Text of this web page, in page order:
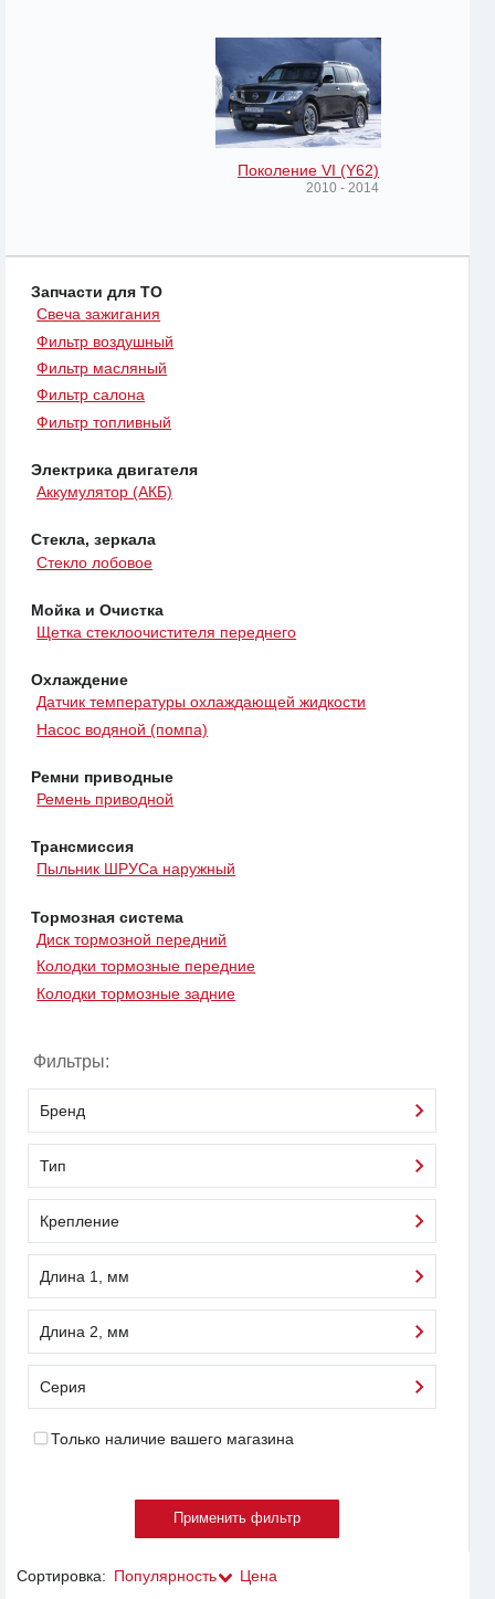
Поколение VI (Y62)
2010 - 2014
Запчасти для ТО
Свеча зажигания
Фильтр воздушный
Фильтр масляный
Фильтр салона
Фильтр топливный
Электрика двигателя
Аккумулятор (АКБ)
Стекла, зеркала
Стекло лобовое
Мойка и Очистка
Щетка стеклоочистителя переднего
Охлаждение
Датчик температуры охлаждающей жидкости
Насос водяной (помпа)
Ремни приводные
Ремень приводной
Трансмиссия
Пыльник ШРУСа наружный
Тормозная система
Диск тормозной передний
Колодки тормозные передние
Колодки тормозные задние
Фильтры:
Бренд
Тип
Крепление
Длина 1, мм
Длина 2, мм
Серия
Только наличие вашего магазина
Сортировка: Популярность Цена